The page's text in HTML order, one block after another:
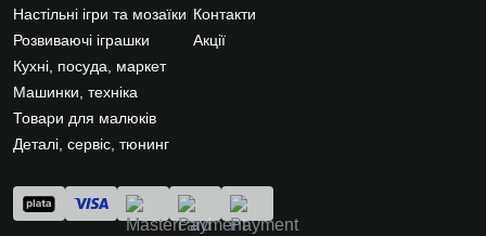
Настільні ігри та мозаїки
Розвиваючі іграшки
Кухні, посуда, маркет
Машинки, техніка
Товари для малюків
Деталі, сервіс, тюнинг
Контакти
Акції